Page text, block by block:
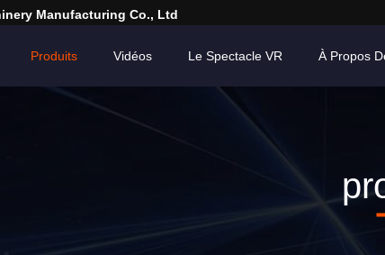
Manufacturing Co., Ltd
Produits Vidéos Le Spectacle VR À Propos